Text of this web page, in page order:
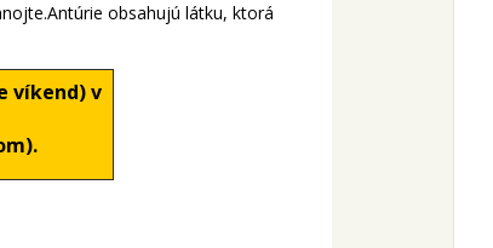
obsahujú látku, ktorá
víkend) v